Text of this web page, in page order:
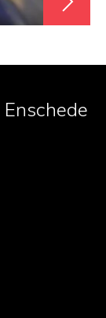
Enschede